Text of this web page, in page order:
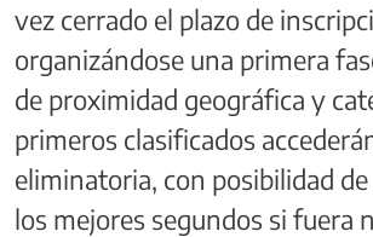
vez cerrado el plazo de
organizándose una primera
de proximidad geográfica y
primeros clasificados
eliminatoria, con posibilidad de
los mejores segundos si fuera